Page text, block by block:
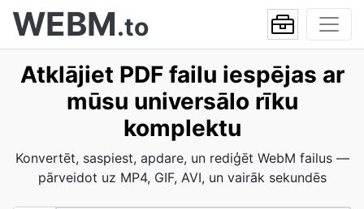
WEBM.to
Atklājiet PDF failu iespējas ar
mūsu universālo rīku
komplektu
Konvertēt, saspiest, apdare, un rediģēt WebM failus —
pārveidot uz MP4, GIF, AVI, un vairāk sekundēs